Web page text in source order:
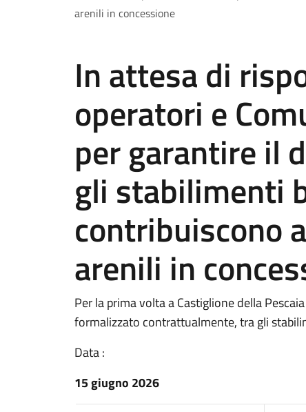
arenili in concessione
In attesa di
operatori e
per garantire il
gli stabilimenti
contribuiscono
arenili in
Per la prima volta a Castiglione della
formalizzato contrattualmente, tra gli
Data :
15 giugno 2026